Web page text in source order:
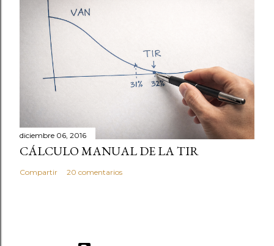
diciembre 06, 2016
CÁLCULO MANUAL DE LA TIR
Compartir 20 comentarios